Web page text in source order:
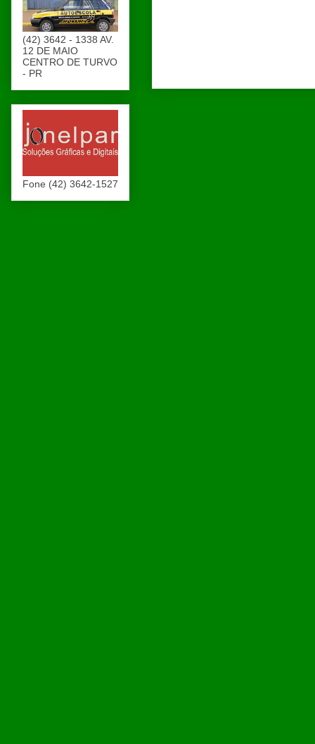
(42) 3642 - 1338 AV.
12 DE MAIO
CENTRO DE TURVO
- PR
Fone (42) 3642-1527